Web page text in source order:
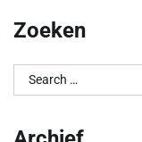
Zoeken
Search
for: